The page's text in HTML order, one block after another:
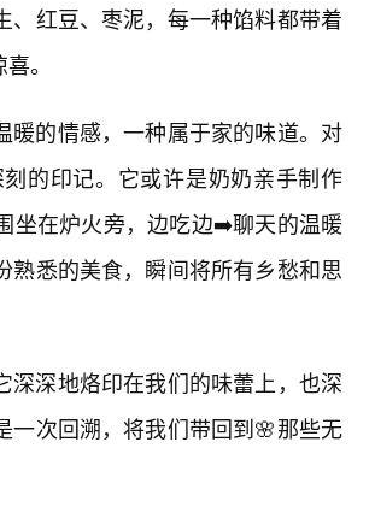
红豆、枣泥，每一种馅料都带着
。
暖的情感，一种属于家的味道。对
的印记。它或许是奶奶亲手制作
坐在炉火旁，边吃边➡️聊天的温暖
悉的美食，瞬间将所有乡愁和思
深地烙印在我们的味蕾上，也深
一次回溯，将我们带回到🌸那些无